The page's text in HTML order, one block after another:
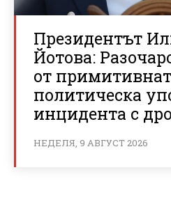
Президентът
Йотова:
от
политическа
инцидента с
НЕДЕЛЯ, 9 АВГУСТ 2026